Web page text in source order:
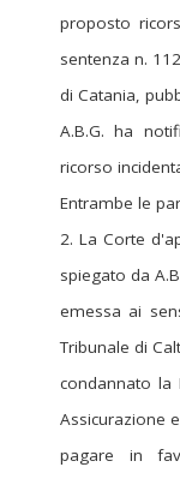
proposto
sentenza n.
di Catania,
A.B.G. ha
ricorso
Entrambe le
2. La Corte
spiegato da
emessa ai
Tribunale di
condannato la
Assicurazione
pagare in